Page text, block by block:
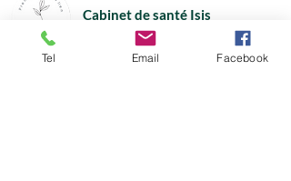
Cabinet de santé Isis
772, route de Lyon
01600 Trévoux
Tel Email Facebook